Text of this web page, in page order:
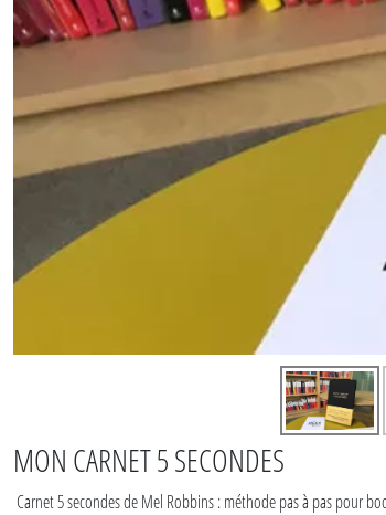
MON CARNET 5 SECONDES
Carnet 5 secondes de Mel Robbins : méthode pas à pas pour